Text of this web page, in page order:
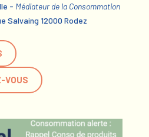
- Médiateur de la Consommation
Salvaing 12000 Rodez
VOUS